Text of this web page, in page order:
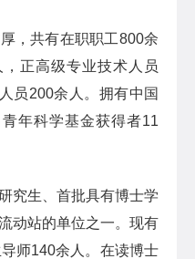
，共有在职职工800余
正高级专业技术人员
员200余人。拥有中国
年科学基金获得者11
生、首批具有博士学
动站的单位之一。现有
师140余人。在读博士